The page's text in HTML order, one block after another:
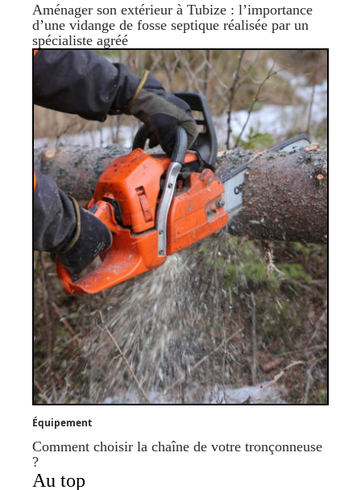
Aménager son extérieur à Tubize : l’importance
d’une vidange de fosse septique réalisée par un
spécialiste agréé
Équipement
Comment choisir la chaîne de votre tronçonneuse
?
Au top